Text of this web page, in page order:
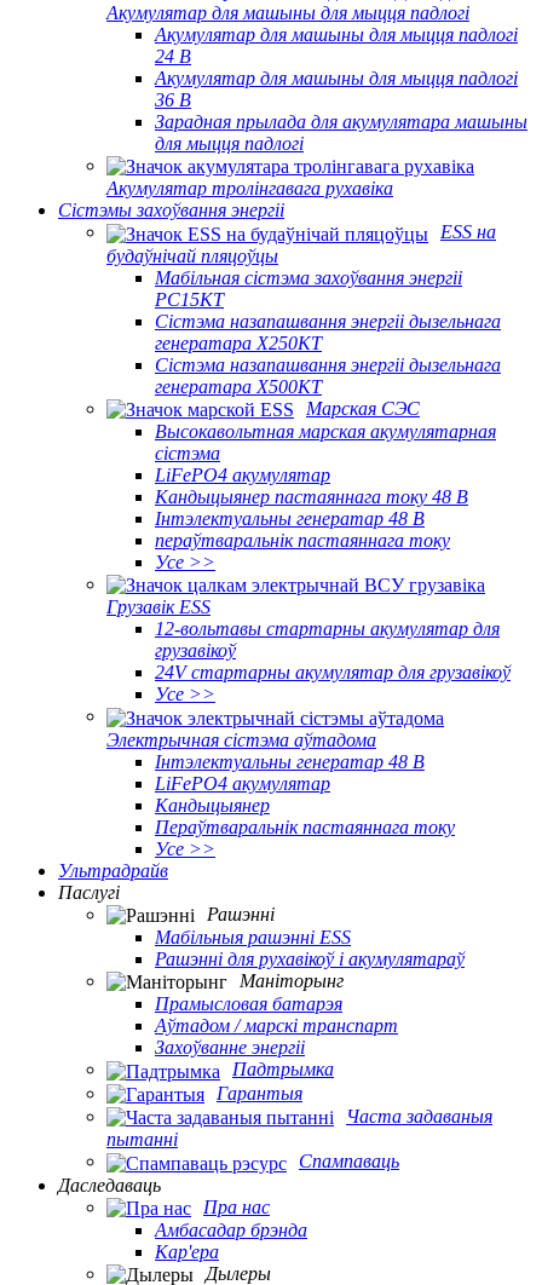
Акумулятар для машыны для мыцця падлогі
Акумулятар для машыны для мыцця падлогі
24 В
Акумулятар для машыны для мыцця падлогі
36 В
Зарадная прылада для акумулятара машыны
для мыцця падлогі
Акумулятар тролінгавага рухавіка
Сістэмы захоўвання энергіі
ESS на
будаўнічай пляцоўцы
Мабільная сістэма захоўвання энергіі
PC15KT
Сістэма назапашвання энергіі дызельнага
генератара X250KT
Сістэма назапашвання энергіі дызельнага
генератара X500KT
Марская СЭС
Высокавольтная марская акумулятарная
сістэма
LiFePO4 акумулятар
Кандыцыянер пастаяннага току 48 В
Інтэлектуальны генератар 48 В
пераўтваральнік пастаяннага току
Усе >>
Грузавік ESS
12-вольтавы стартарны акумулятар для
грузавікоў
24V стартарны акумулятар для грузавікоў
Усе >>
Электрычная сістэма аўтадома
Інтэлектуальны генератар 48 В
LiFePO4 акумулятар
Кандыцыянер
Пераўтваральнік пастаяннага току
Усе >>
Ультрадрайв
Паслугі
Рашэнні
Мабільныя рашэнні ESS
Рашэнні для рухавікоў і акумулятараў
Маніторынг
Прамысловая батарэя
Аўтадом / марскі транспарт
Захоўванне энергіі
Падтрымка
Гарантыя
Часта задаваныя
пытанні
Спампаваць
Даследаваць
Пра нас
Амбасадар брэнда
Кар'ера
Дылеры